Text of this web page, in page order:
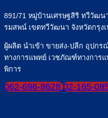
891/71 หมู่บ้านเศรษฐสิริ ทวีวัฒ
รมสพน์ เขตทวีวัฒนา จังหวัดกรุง
ผู้ผลิต นำเข้า ขายส่ง-ปลีก อุปก
ทางการแพทย์ เวชภัณฑ์ทางการ
พิการ
062-696-8628 02-165-